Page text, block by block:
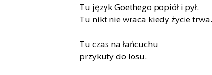
Tu język Goethego popiół i pył.
Tu nikt nie wraca kiedy życie trwa.
Tu czas na łańcuchu
przykuty do losu.